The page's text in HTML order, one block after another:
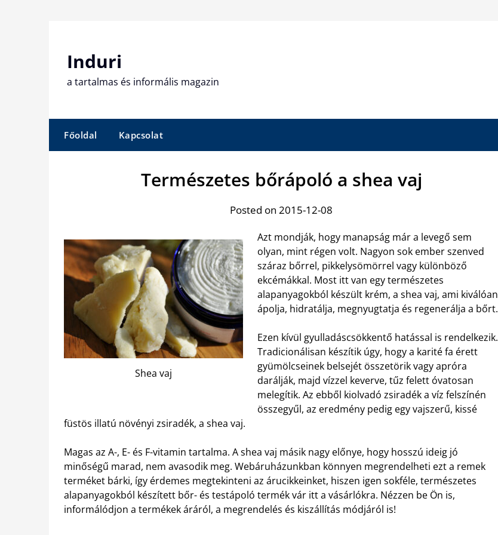
Induri
a tartalmas és informális magazin
Főoldal Kapcsolat
Természetes bőrápoló a shea vaj
Posted on 2015-12-08
Shea vaj
Azt mondják, hogy manapság már a levegő sem
olyan, mint régen volt. Nagyon sok ember szenved
száraz bőrrel, pikkelysömörrel vagy különböző
ekcémákkal. Most itt van egy természetes
alapanyagokból készült krém, a shea vaj, ami kiválóan
ápolja, hidratálja, megnyugtatja és regenerálja a bőrt.
Ezen kívül gyulladáscsökkentő hatással is rendelkezik.
Tradicionálisan készítik úgy, hogy a karité fa érett
gyümölcseinek belsejét összetörik vagy apróra
darálják, majd vízzel keverve, tűz felett óvatosan
melegítik. Az ebből kiolvadó zsiradék a víz felszínén
összegyűl, az eredmény pedig egy vajszerű, kissé
füstös illatú növényi zsiradék, a shea vaj.
Magas az A-, E- és F-vitamin tartalma. A shea vaj másik nagy előnye, hogy hosszú ideig jó
minőségű marad, nem avasodik meg. Webáruházunkban könnyen megrendelheti ezt a remek
terméket bárki, így érdemes megtekinteni az árucikkeinket, hiszen igen sokféle, természetes
alapanyagokból készített bőr- és testápoló termék vár itt a vásárlókra. Nézzen be Ön is,
informálódjon a termékek áráról, a megrendelés és kiszállítás módjáról is!